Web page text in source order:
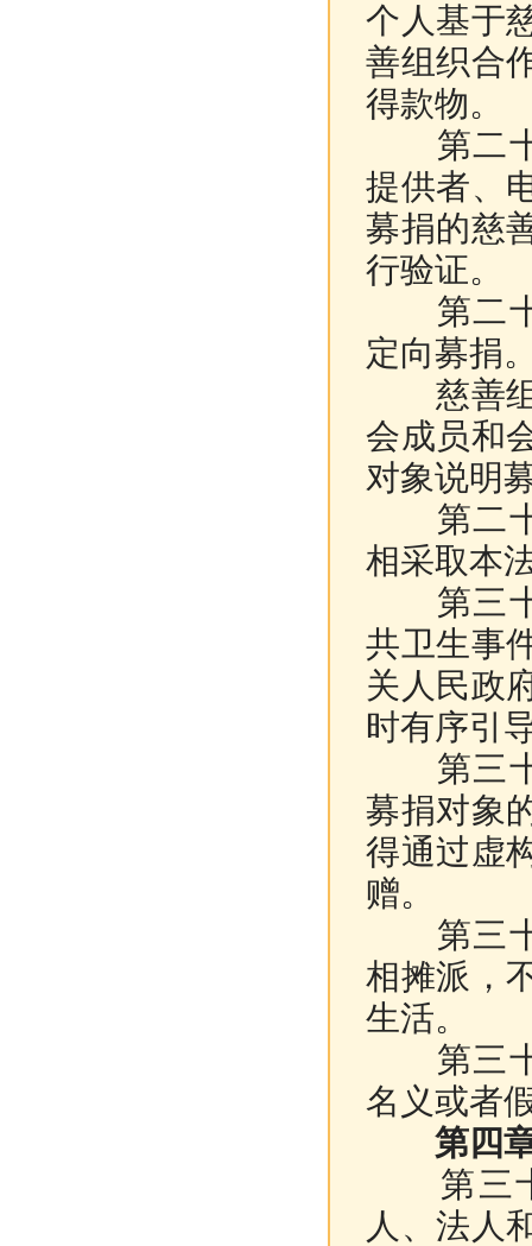
个人基于
善组织合
得款物。
第二十
提供者、
募捐的慈
行验证。
第二十
定向募捐
慈善组
会成员和
对象说明
第二十
相采取本
第三十
共卫生事
关人民政
时有序引
第三十
募捐对象
得通过虚
赠。
第三十
相摊派，
生活。
第三十
名义或者
第四章
第三十
人、法人